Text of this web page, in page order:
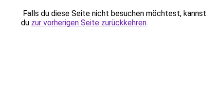
Falls du diese Seite nicht besuchen möchtest, kannst
du zur vorherigen Seite zurückkehren.